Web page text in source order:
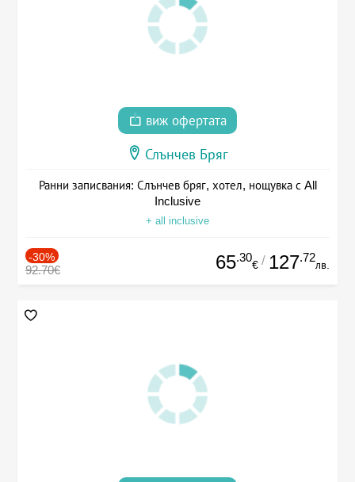
виж офертата
Слънчев Бряг
Ранни записвания: Слънчев бряг, хотел, нощувка с All
Inclusive
+ all inclusive
-30%
92.70€ 65.30
€ / 127.72
лв.